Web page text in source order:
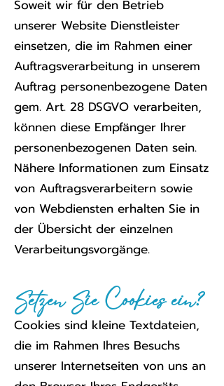
Soweit wir für den Betrieb
unserer Website Dienstleister
einsetzen, die im Rahmen einer
Auftragsverarbeitung in unserem
Auftrag personenbezogene Daten
gem. Art. 28 DSGVO verarbeiten,
können diese Empfänger Ihrer
personenbezogenen Daten sein.
Nähere Informationen zum Einsatz
von Auftragsverarbeitern sowie
von Webdiensten erhalten Sie in
der Übersicht der einzelnen
Verarbeitungsvorgänge.
Setzen Sie Cookies ein?
Cookies sind kleine Textdateien,
die im Rahmen Ihres Besuchs
unserer Internetseiten von uns an